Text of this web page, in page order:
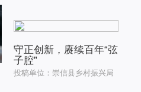
守正创新，赓续百年“弦
子腔”
投稿单位：崇信县乡村振兴局